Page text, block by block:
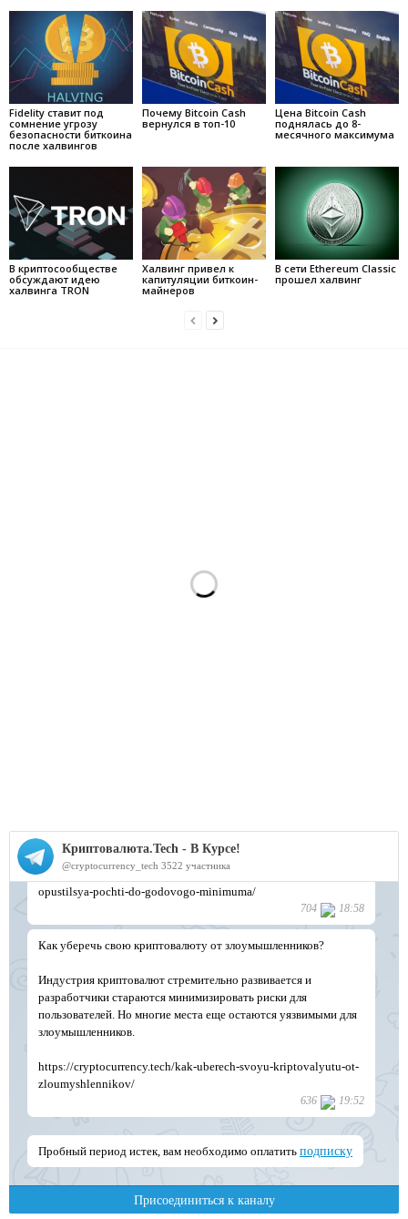
Fidelity ставит под
сомнение угрозу
безопасности биткоина
после халвингов
Почему Bitcoin Cash
вернулся в топ-10
Цена Bitcoin Cash
поднялась до 8-
месячного максимума
В криптосообществе
обсуждают идею
халвинга TRON
Халвинг привел к
капитуляции биткоин-
майнеров
В сети Ethereum Classic
прошел халвинг